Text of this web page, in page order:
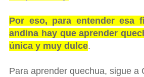
Por eso, para entender esa
andina hay que aprender
única y muy dulce.
Para aprender quechua, sigue a